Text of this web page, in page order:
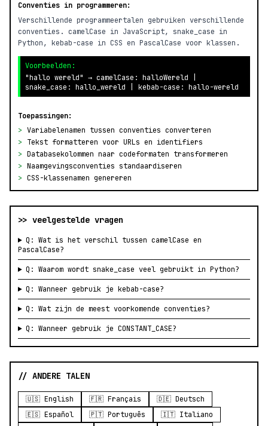
Conventies in programmeren:
Verschillende programmeertalen gebruiken verschillende
conventies. camelCase in JavaScript, snake_case in
Python, kebab-case in CSS en PascalCase voor klassen.
Voorbeelden:
"hallo wereld" → camelCase: halloWereld |
snake_case: hallo_wereld | kebab-case: hallo-wereld
Toepassingen:
> Variabelenamen tussen conventies converteren
>
Tekst formatteren voor URLs en identifiers
> Databasekolommen naar codeformaten transformeren
> Naamgevingsconventies standaardiseren
> CSS-klassenamen genereren
>> veelgestelde vragen
Q: Wat is het verschil tussen camelCase en
PascalCase?
Q: Waarom wordt snake_case veel gebruikt in Python?
Q: Wanneer gebruik je kebab-case?
Q: Wat zijn de meest voorkomende conventies?
Q: Wanneer gebruik je CONSTANT_CASE?
// ANDERE TALEN
🇺🇸 English 🇫🇷 Français
🇩🇪 Deutsch
🇪🇸 Español
🇵🇹 Português
🇮🇹 Italiano